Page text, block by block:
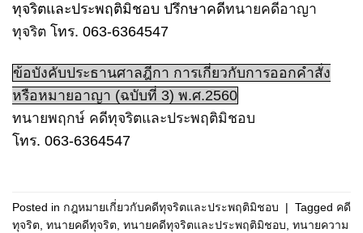
ทุจริตและประพฤติมิชอบ ปรึกษาคดีทนายคดีอาญา
ทุจริต โทร. 063-6364547
ข้อบังคับประธานศาลฎีกา การเกี่ยวกับการออกคำสั่ง
หรือหมายอาญา (ฉบับที่ 3) พ.ศ.2560
ทนายพฤกษ์ คดีทุจริตและประพฤติมิชอบ
โทร. 063-6364547
Posted in กฎหมายเกี่ยวกับคดีทุจริตและประพฤติมิชอบ | Tagged คดี
ทุจริต, ทนายคดีทุจริต, ทนายคดีทุจริตและประพฤติมิชอบ, ทนายความ